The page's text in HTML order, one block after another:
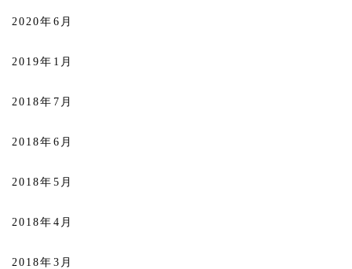
2020年6月
2019年1月
2018年7月
2018年6月
2018年5月
2018年4月
2018年3月